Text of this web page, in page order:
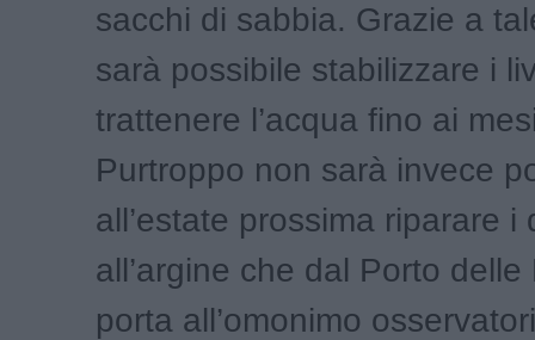
sacchi di sabbia. Grazie a
sarà possibile stabilizzare i
trattenere l’acqua fino ai
Purtroppo non sarà invece
all’estate prossima riparare i
all’argine che dal Porto delle
porta all’omonimo